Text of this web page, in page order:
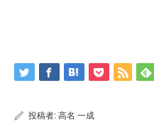
投稿者: 高名 一成